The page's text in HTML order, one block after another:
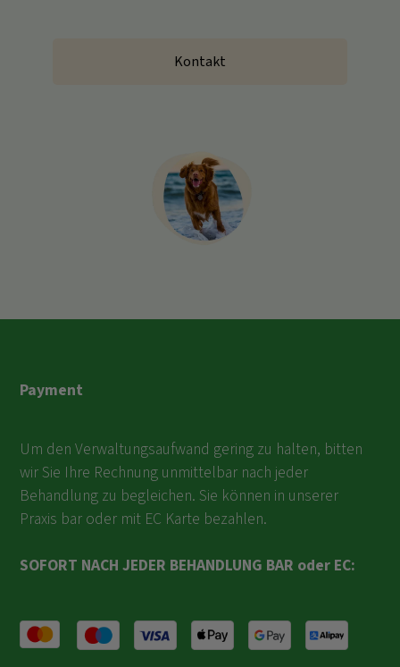
Kontakt
Payment
Um den Verwaltungsaufwand gering zu halten, bitten
wir Sie Ihre Rechnung unmittelbar nach jeder
Behandlung zu begleichen. Sie können in unserer
Praxis bar oder mit EC Karte bezahlen.
SOFORT NACH JEDER BEHANDLUNG BAR oder EC: